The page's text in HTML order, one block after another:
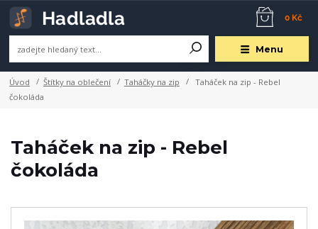
Menu
0 Kč
Úvod Štítky na oblečení Taháčky na zip
Taháček na zip - Rebel
čokoláda
Taháček na zip - Rebel
čokoláda